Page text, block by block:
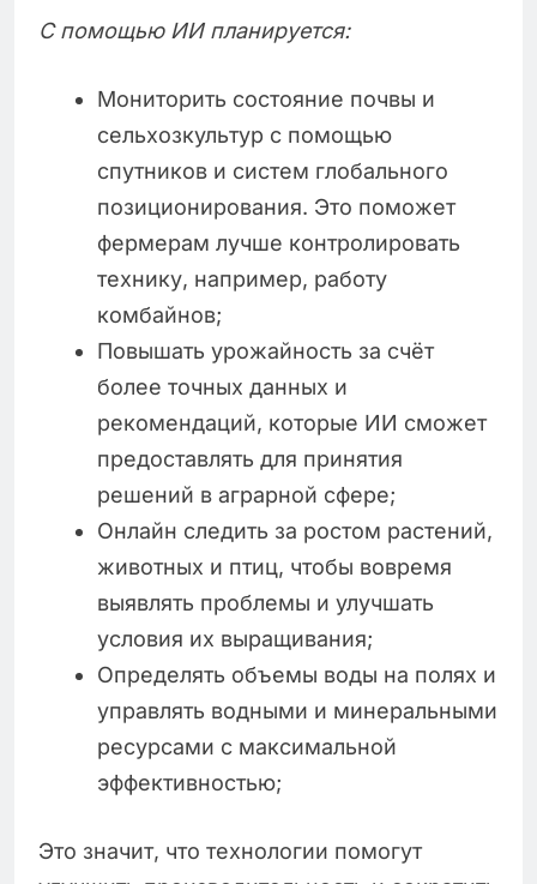
С помощью ИИ планируется:
Мониторить состояние почвы и
сельхозкультур с помощью
спутников и систем глобального
позиционирования. Это поможет
фермерам лучше контролировать
технику, например, работу
комбайнов;
Повышать урожайность за счёт
более точных данных и
рекомендаций, которые ИИ сможет
предоставлять для принятия
решений в аграрной сфере;
Онлайн следить за ростом растений,
животных и птиц, чтобы вовремя
выявлять проблемы и улучшать
условия их выращивания;
Определять объемы воды на полях и
управлять водными и минеральными
ресурсами с максимальной
эффективностью;
Это значит, что технологии помогут